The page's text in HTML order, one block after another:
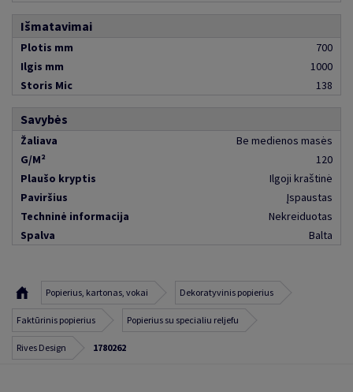
Išmatavimai
Plotis mm
700
Ilgis mm
1000
Storis Mic
138
Savybės
Žaliava
Be medienos masės
G/M²
120
Plaušo kryptis
Ilgoji kraštinė
Paviršius
Įspaustas
Techninė informacija
Nekreiduotas
Spalva
Balta
Popierius, kartonas, vokai Dekoratyvinis popierius
Faktūrinis popierius Popierius su specialiu reljefu
Rives Design 1780262